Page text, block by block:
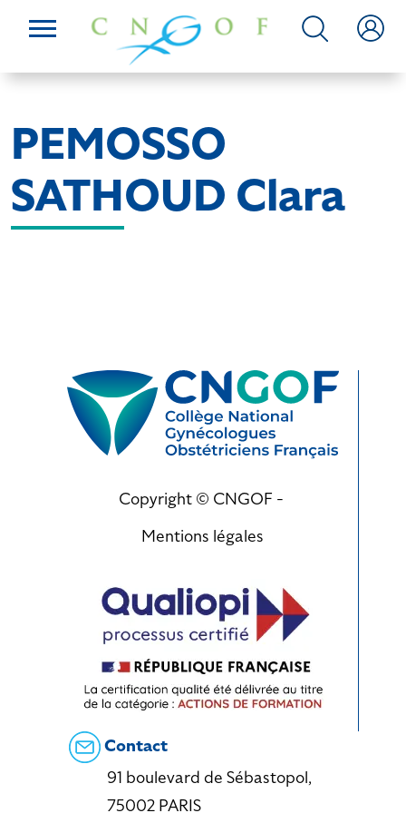
PEMOSSO
SATHOUD Clara
Copyright © CNGOF -
Mentions légales
Contact
91 boulevard de Sébastopol,
75002 PARIS